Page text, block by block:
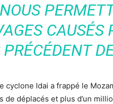
CAUSÉS
cyclone Idai a frappé le
de déplacés et plus d’un